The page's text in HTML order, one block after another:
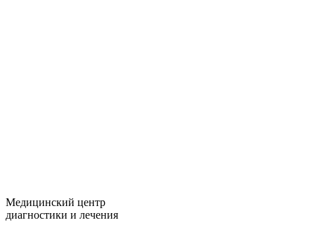
Медицинский центр
диагностики и лечения